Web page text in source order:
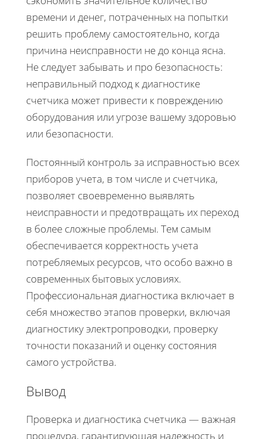
времени и денег, потраченных на попытки
решить проблему самостоятельно, когда
причина неисправности не до конца ясна.
Не следует забывать и про безопасность:
неправильный подход к диагностике
счетчика может привести к повреждению
оборудования или угрозе вашему здоровью
или безопасности.
Постоянный контроль за исправностью всех
приборов учета, в том числе и счетчика,
позволяет своевременно выявлять
неисправности и предотвращать их переход
в более сложные проблемы. Тем самым
обеспечивается корректность учета
потребляемых ресурсов, что особо важно в
современных бытовых условиях.
Профессиональная диагностика включает в
себя множество этапов проверки, включая
диагностику электропроводки, проверку
точности показаний и оценку состояния
самого устройства.
Вывод
Проверка и диагностика счетчика — важная
процедура, гарантирующая надежность и